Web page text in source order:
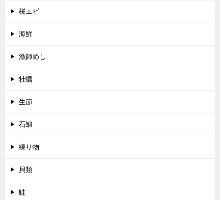
桜エビ
海鮮
漁師めし
牡蠣
生節
石鯛
練り物
貝類
鮭